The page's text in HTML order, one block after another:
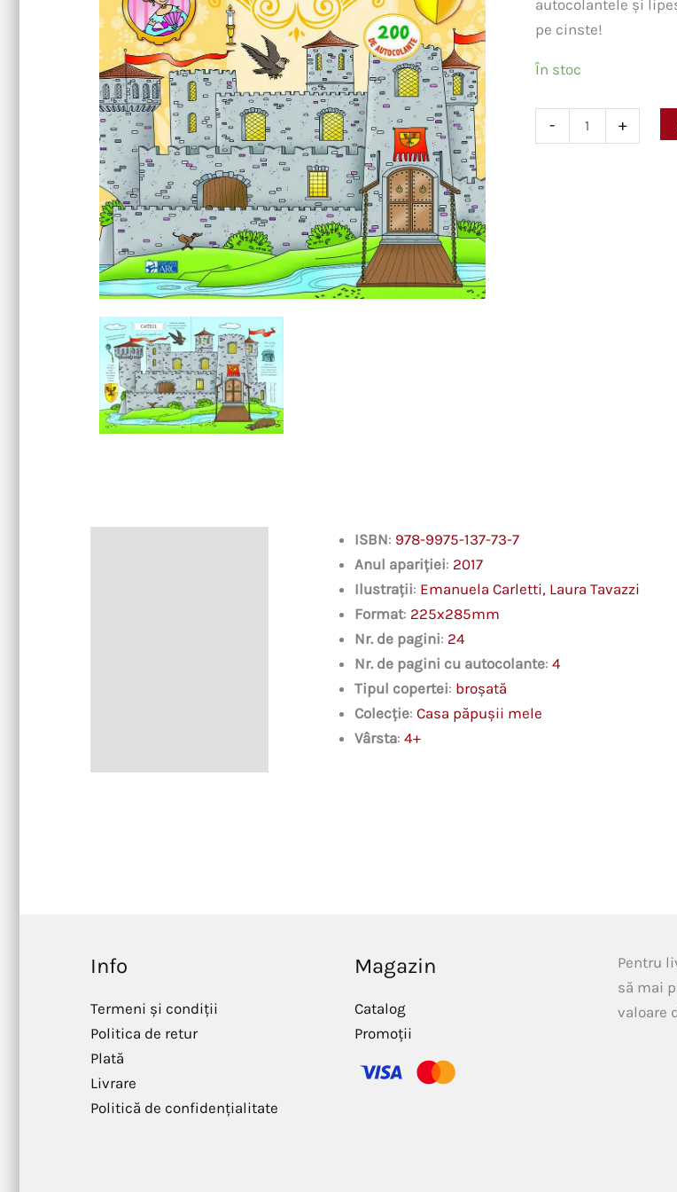
autocolantele și
pe cinste!
În stoc
- +
ISBN: 978-9975-137-73-7
Anul apariției: 2017
Ilustrații: Emanuela Carletti, Laura Tavazzi
Format: 225x285mm
Nr. de pagini: 24
Nr. de pagini cu autocolante: 4
Tipul copertei: broșată
Colecție: Casa păpușii mele
Vârsta: 4+
Info
Termeni și condiții
Politica de retur
Plată
Livrare
Politică de confidențialitate
Magazin
Catalog
Promoții
Pentru
să mai
valoare